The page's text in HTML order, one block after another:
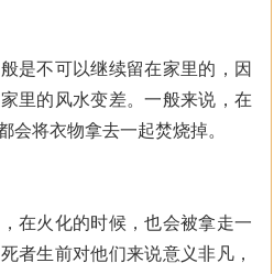
不可以继续留在家里的，因
里的风水变差。一般来说，在
会将衣物拿去一起焚烧掉。
火化的时候，也会被拿走一
者生前对他们来说意义非凡，